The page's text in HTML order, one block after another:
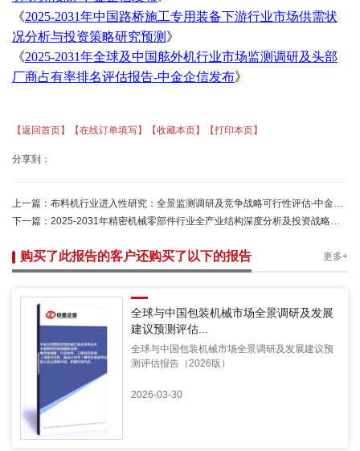
《2025-2031年中国路桥施工专用装备下游行业市场供需状
况分析与投资策略研究预测 》
《2025-2031年全球及中国舷外机行业市场监测调研及头部
厂商占有率排名评估报告-中金企信发布》
【返回首页】 【在线订单填写】 【收藏本页】 【打印本页】
分享到：
上一篇： 布料机行业进入性研究：全景监测调研及竞争战略可行性评估-中金企信发布
下一篇： 2025-2031年精密机械零部件行业全产业结构深度分析及投资战略可行性评估预测报告-中金企信发布
购买了此报告的客户还购买了以下的报告 更多+
全球与中国包装机械市场全景调研及发展
建议预测评估...
全球与中国包装机械市场全景调研及发展建议预
测评估报告（2026版）
2026-03-30